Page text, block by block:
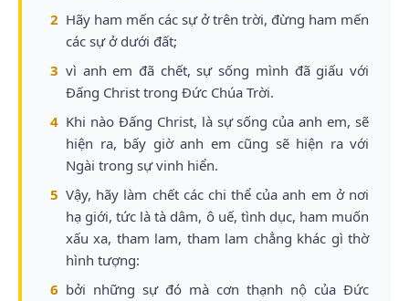
2 Hãy ham mến các sự ở trên trời, đừng ham mến
các sự ở dưới đất;
3 vì anh em đã chết, sự sống mình đã giấu với
Đấng Christ trong Đức Chúa Trời.
4 Khi nào Đấng Christ, là sự sống của anh em, sẽ
hiện ra, bấy giờ anh em cũng sẽ hiện ra với
Ngài trong sự vinh hiển.
5 Vậy, hãy làm chết các chi thể của anh em ở nơi
hạ giới, tức là tà dâm, ô uế, tình dục, ham muốn
xấu xa, tham lam, tham lam chẳng khác gì thờ
hình tượng:
6 bởi những sự đó mà cơn thạnh nộ của Đức